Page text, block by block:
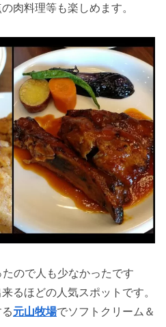
肉料理等も楽しめます。
ので人も少なかったです
るほどの人気スポットです。
元山牧場でソフトクリーム＆